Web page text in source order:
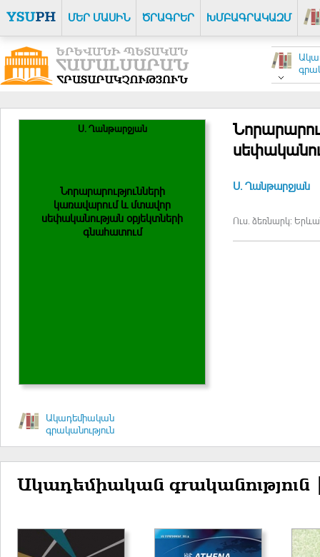
ՄԵՐ ՄԱՍԻՆ ԾՐԱԳՐԵՐ ԽՄԲԱԳՐԱԿԱԶՄ
Ս. Ղանթարջյան
Նորարարությունների
կառավարում և մտավոր
սեփականության օբյեկտների
գնահատում
Ակադեմիական
գրականություն
Ս. Ղանթարջյան
Ուս. ձեռնարկ:
Ակադեմիական